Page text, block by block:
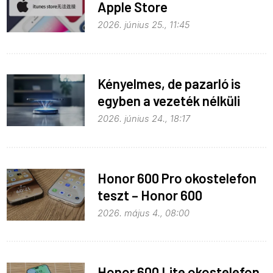
Apple Store
monopolhelyzete ellen
2026. június 25., 11:45
Kényelmes, de pazarló is
egyben a vezeték nélküli
töltés
2026. június 24., 18:17
Honor 600 Pro okostelefon
teszt – Honor 600
kitekintéssel
2026. május 4., 08:00